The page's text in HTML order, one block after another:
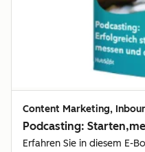
Content Marketing,
Podcasting:
Erfahren Sie in diesem E-